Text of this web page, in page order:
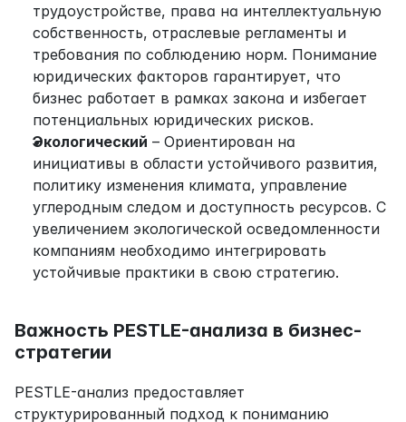
трудоустройстве, права на интеллектуальную
собственность, отраслевые регламенты и
требования по соблюдению норм. Понимание
юридических факторов гарантирует, что
бизнес работает в рамках закона и избегает
потенциальных юридических рисков.
Экологический – Ориентирован на
инициативы в области устойчивого развития,
политику изменения климата, управление
углеродным следом и доступность ресурсов. С
увеличением экологической осведомленности
компаниям необходимо интегрировать
устойчивые практики в свою стратегию.
Важность PESTLE-анализа в бизнес-
стратегии
PESTLE-анализ предоставляет
структурированный подход к пониманию